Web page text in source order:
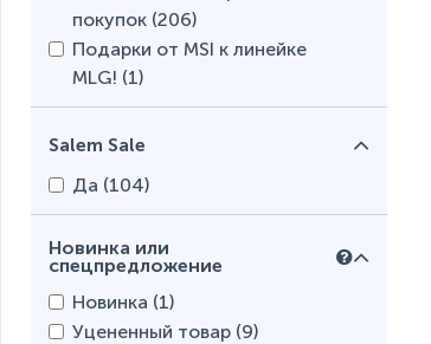
покупок (206)
Подарки от MSI к линейке
MLG! (1)
Salem Sale
Да (104)
Новинка или
спецпредложение
Новинка (1)
Уцененный товар (9)